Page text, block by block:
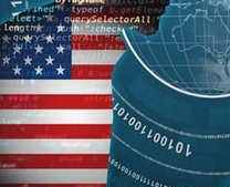
GOBIERNO
de gobernanza